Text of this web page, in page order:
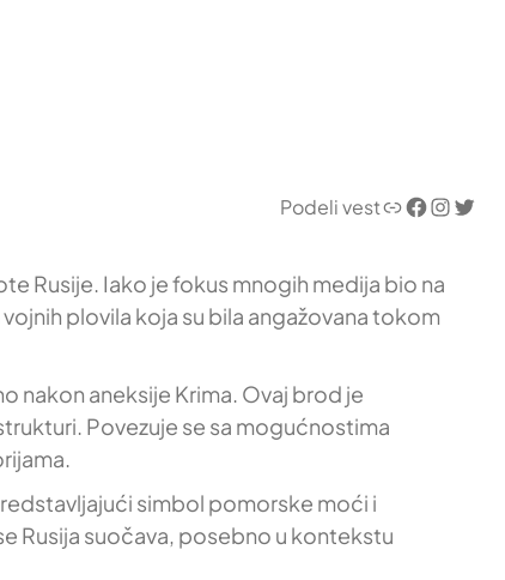
Podeli vestLink Facebook InstagramTwitter
Rusije. Iako je fokus mnogih medija bio na
plovila koja su bila angažovana tokom
nakon aneksije Krima. Ovaj brod je
Povezuje se sa mogućnostima
simbol pomorske moći i
Rusija suočava, posebno u kontekstu